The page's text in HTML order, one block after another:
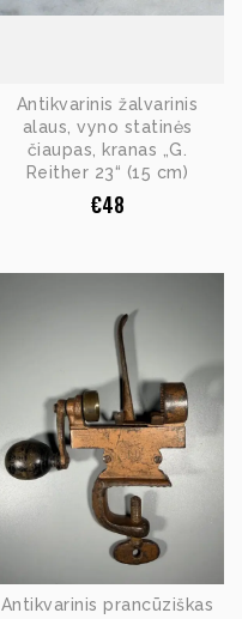
Antikvarinis žalvarinis
alaus, vyno statinės
čiaupas, kranas „G.
Reither 23“ (15 cm)
€48
Antikvarinis prancūziškas